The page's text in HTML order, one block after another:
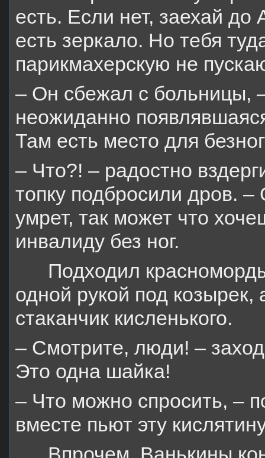
есть. Если нет, заехай
есть зеркало. Но тебя
парикмахерскую не
– Он сбежал с больницы,
неожиданно
Там есть место для
– Что?! – радостно
топку подбросили дров.
умрет, так может что
инвалиду без ног.
Подходил
одной рукой под козырек,
стаканчик кисленького.
– Смотрите, люди! –
Это одна шайка!
– Что можно спросить, –
вместе пьют эту